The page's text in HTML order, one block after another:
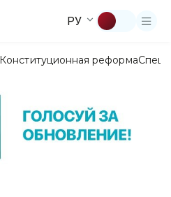
РУ
Конституционная реформа